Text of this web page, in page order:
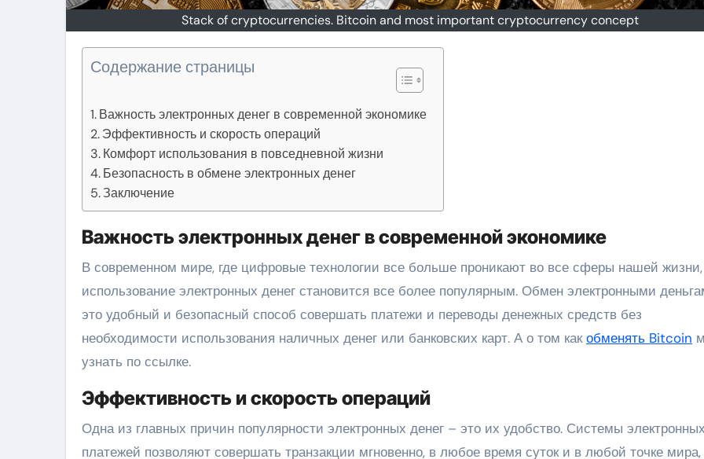
Stack of cryptocurrencies. Bitcoin and most important cryptocurrency concept
Содержание страницы
Важность электронных денег в современной экономике
Эффективность и скорость операций
Комфорт использования в повседневной жизни
Безопасность в обмене электронных денег
Заключение
Важность электронных денег в современной экономике
В современном мире, где цифровые технологии все больше проникают во все сферы нашей жизни,
использование электронных денег становится все более популярным. Обмен электронными
это удобный и безопасный способ совершать платежи и переводы денежных средств без
необходимости использования наличных денег или банковских карт. А о том какобменять Bitcoin
узнать по ссылке.
Эффективность и скорость операций
Одна из главных причин популярности электронных денег – это их удобство. Системы электронных
платежей позволяют совершать транзакции мгновенно, в любое время суток и в любой точке мира,